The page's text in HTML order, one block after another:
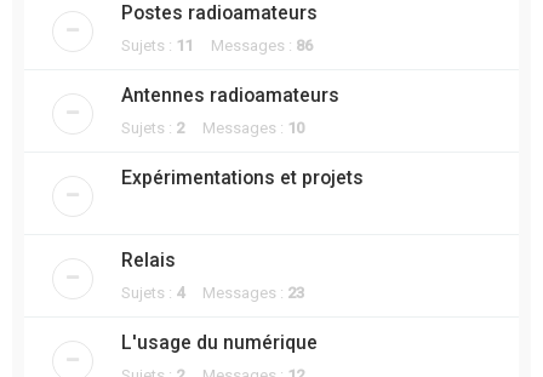
Postes radioamateurs
Sujets : 11 Messages : 86
Antennes radioamateurs
Sujets : 2 Messages : 10
Expérimentations et projets
Relais
Sujets : 4Messages : 23
L'usage du numérique